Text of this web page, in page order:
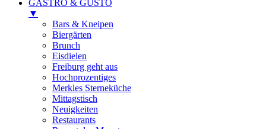
GASTRO & GUSTO
▼
Bars & Kneipen
Biergärten
Brunch
Eisdielen
Freiburg geht aus
Hochprozentiges
Merkles Sterneküche
Mittagstisch
Neuigkeiten
Restaurants